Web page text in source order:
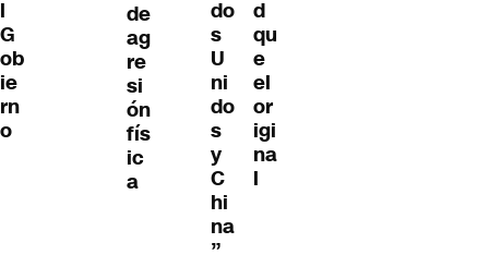
l
G
ob
ie
rn
o
de
ag
re
si
ón
fís
ic
a
do
s
U
ni
do
s
y
C
hi
na
d
qu
e
el
or
igi
na
l